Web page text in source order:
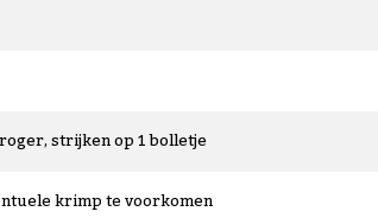
strijken op 1 bolletje
krimp te voorkomen